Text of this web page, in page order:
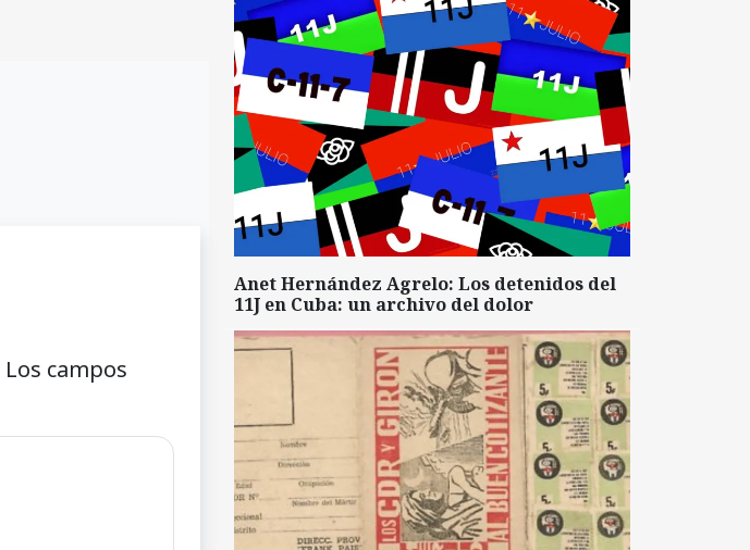
Los campos
Anet Hernández Agrelo: Los detenidos del
11J en Cuba: un archivo del dolor